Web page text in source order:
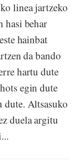
linea jartzeko
hasi behar
hainbat
da bando
hartu dute
egin dute
dute. Altsasuko
duela argitu